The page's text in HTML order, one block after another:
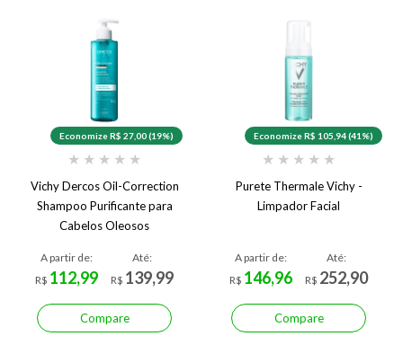
Economize R$ 27,00 (19%)
★ ★ ★ ★ ★
Vichy Dercos Oil-Correction
Shampoo Purificante para
Cabelos Oleosos
A partir de:
R$ 112,99
Até:
R$ 139,99
Compare
Economize R$ 105,94 (41%)
★ ★ ★ ★ ★
Purete Thermale Vichy -
Limpador Facial
A partir de:
R$ 146,96
Até:
R$ 252,90
Compare